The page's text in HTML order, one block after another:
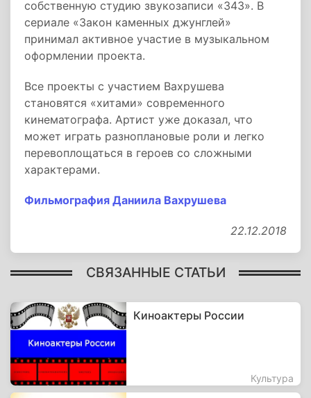
собственную студию звукозаписи «343». В
сериале «Закон каменных джунглей»
принимал активное участие в музыкальном
оформлении проекта.
Все проекты с участием Вахрушева
становятся «хитами» современного
кинематографа. Артист уже доказал, что
может играть разноплановые роли и легко
перевоплощаться в героев со сложными
характерами.
Фильмография Даниила Вахрушева
22.12.2018
СВЯЗАННЫЕ СТАТЬИ
Киноактеры России
Культура